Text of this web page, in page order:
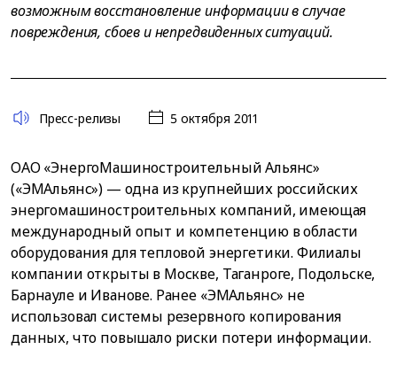
возможным восстановление информации в случае
повреждения, сбоев и непредвиденных ситуаций.
Пресс-релизы 5 октября 2011
ОАО «ЭнергоМашиностроительный Альянс»
(«ЭМАльянс») — одна из крупнейших российских
энергомашиностроительных компаний, имеющая
международный опыт и компетенцию в области
оборудования для тепловой энергетики. Филиалы
компании открыты в Москве, Таганроге, Подольске,
Барнауле и Иванове. Ранее «ЭМАльянс» не
использовал системы резервного копирования
данных, что повышало риски потери информации.